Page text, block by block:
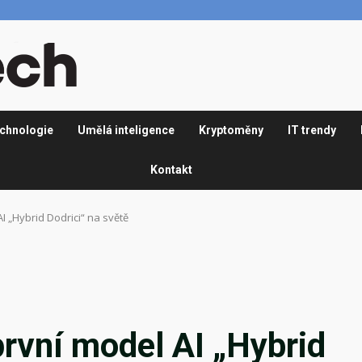
Umělá inteligence Kryptoměny IT trendy
Kontakt
Dodrici“ na světě
model AI „Hybrid